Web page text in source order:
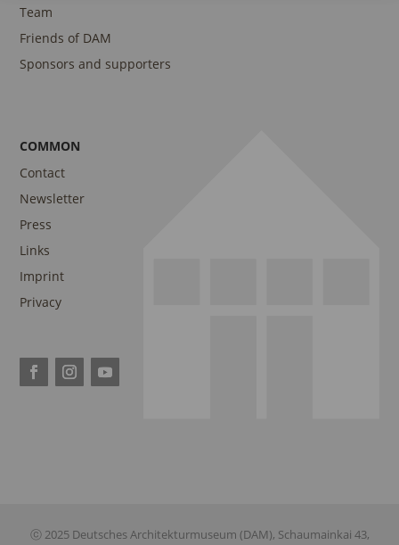
Team
Friends of DAM
Sponsors and supporters
COMMON
Contact
Newsletter
Press
Links
Imprint
Privacy
ⓒ 2025 Deutsches Architekturmuseum (DAM), Schaumainkai 43,